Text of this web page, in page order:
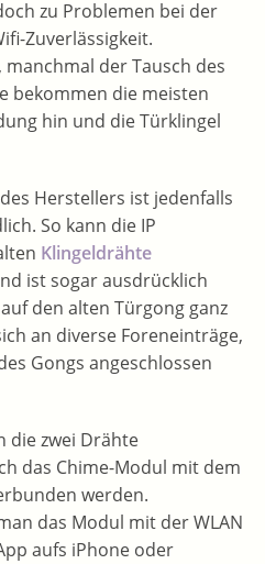
zu Problemen bei der
Zuverlässigkeit.
der Tausch des
bekommen die meisten
hin und die Türklingel
Herstellers ist jedenfalls
So kann die IP
Klingeldrähte
ist sogar ausdrücklich
den alten Türgong ganz
an diverse Foreneinträge,
Gongs angeschlossen
die zwei Drähte
das Chime-Modul mit dem
werden.
das Modul mit der WLAN
aufs iPhone oder